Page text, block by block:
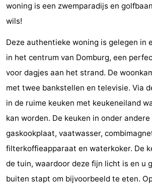
Domburg
Hof
-
Last
minutes
Plages
Voir
et
faire
Lieux
d'intérêt
-
Musées
-
woning is een zwemparadijs en
wils!
Deze authentieke woning is gelegen in
in het centrum van Domburg, een
voor dagjes aan het strand. De
met twee bankstellen en televisie. Via
in de ruime keuken met keukeneiland
kan worden. De keuken in onder
gaskookplaat, vaatwasser,
filterkoffieapparaat en waterkoker. De
de tuin, waardoor deze fijn licht is en u
buiten stapt om bijvoorbeeld te eten.